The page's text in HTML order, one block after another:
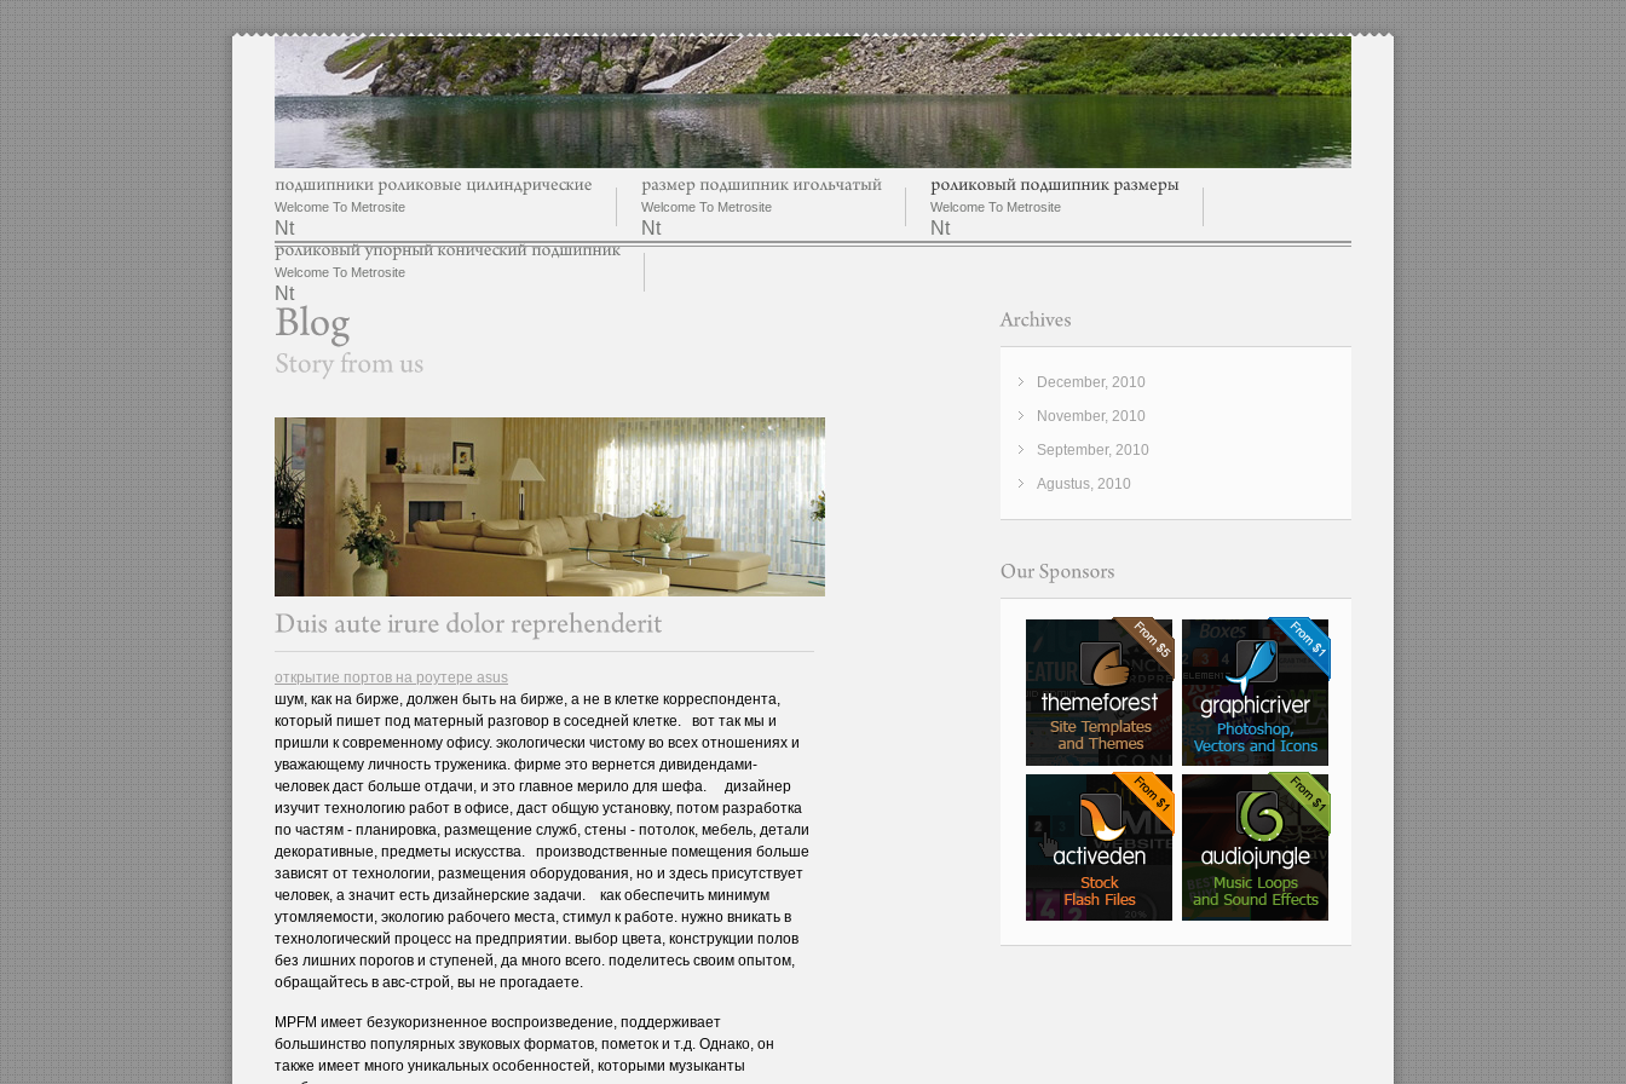
Welcome To Metrosite
Nt
Welcome To Metrosite
Nt
Welcome To Metrosite
Nt
Welcome To Metrosite
Nt
открытие портов на роутере asus
шум, как на бирже, должен быть на бирже, а не в клетке корреспондента,
который пишет под матерный разговор в соседней клетке. вот так мы и
пришли к современному офису. экологически чистому во всех отношениях и
уважающему личность труженика. фирме это вернется дивидендами-
человек даст больше отдачи, и это главное мерило для шефа. дизайнер
изучит технологию работ в офисе, даст общую установку, потом разработка
по частям - планировка, размещение служб, стены - потолок, мебель, детали
декоративные, предметы искусства. производственные помещения больше
зависят от технологии, размещения оборудования, но и здесь присутствует
человек, а значит есть дизайнерские задачи. как обеспечить минимум
утомляемости, экологию рабочего места, стимул к работе. нужно вникать в
технологический процесс на предприятии. выбор цвета, конструкции полов
без лишних порогов и ступеней, да много всего. поделитесь своим опытом,
обращайтесь в авс-строй, вы не прогадаете.
MPFM имеет безукоризненное воспроизведение, поддерживает
большинство популярных звуковых форматов, пометок и т.д. Однако, он
также имеет много уникальных особенностей, которыми музыканты
December, 2010
November, 2010
September, 2010
Agustus, 2010